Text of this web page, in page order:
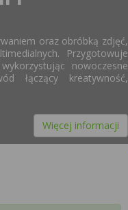
oraz obróbką zdjęć,
Przygotowuje
nowoczesne
łączący kreatywność,
Więcej informacji